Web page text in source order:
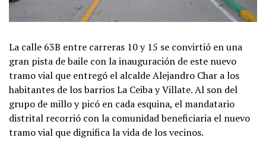
La calle 63B entre carreras 10 y 15 se convirtió en una
gran pista de baile con la inauguración de este nuevo
tramo vial que entregó el alcalde Alejandro Char a los
habitantes de los barrios La Ceiba y Villate. Al son del
grupo de millo y picó en cada esquina, el mandatario
distrital recorrió con la comunidad beneficiaria el nuevo
tramo vial que dignifica la vida de los vecinos.